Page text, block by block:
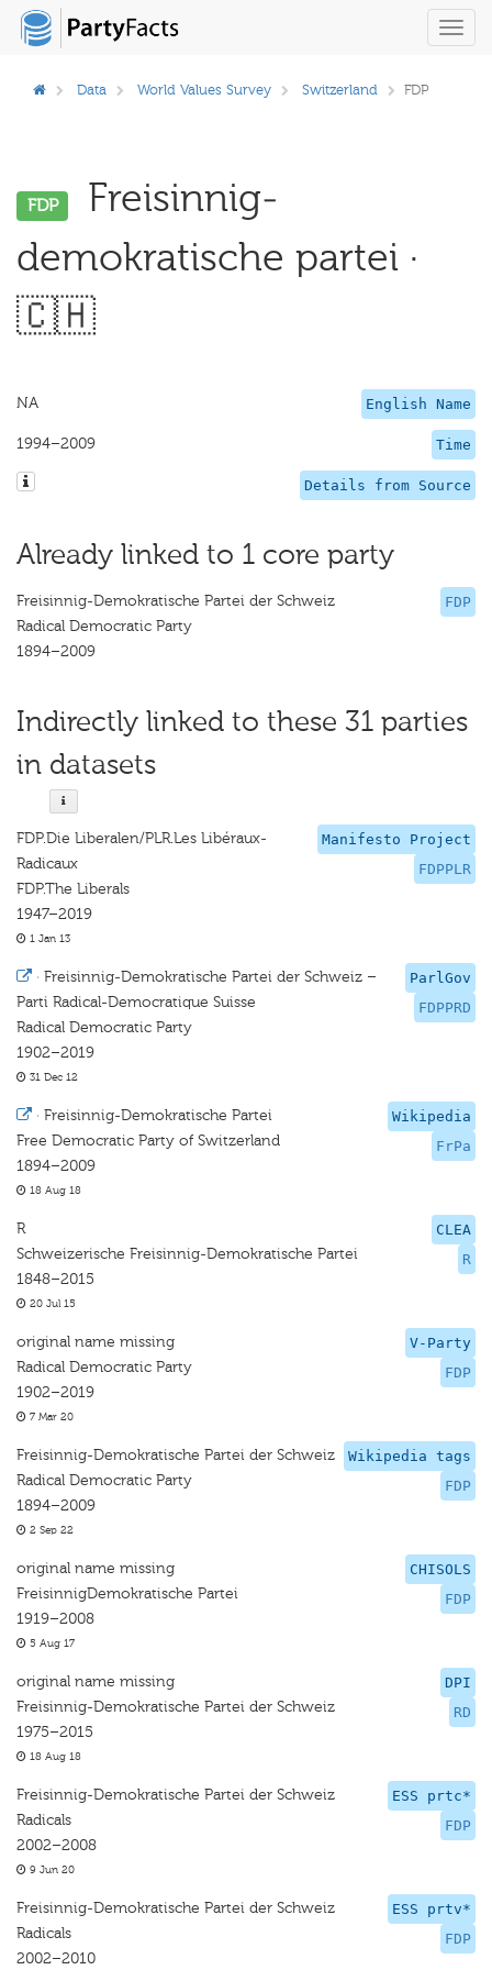
Data World Values Survey Switzerland FDP
FDP
Freisinnig-
demokratische partei ·
🇨🇭
English Name
NA
Time
1994–2009
Details from Source
Already linked to 1 core party
FDP
Freisinnig-Demokratische Partei der Schweiz
Radical Democratic Party
1894–2009
Indirectly linked to these 31 parties
in datasets
Manifesto Project
FDPPLR
FDP.Die Liberalen/PLR.Les Libéraux-
Radicaux
FDP.The Liberals
1947–2019
1 Jan 13
ParlGov
FDPPRD
· Freisinnig-Demokratische Partei der Schweiz –
Parti Radical-Democratique Suisse
Radical Democratic Party
1902–2019
31 Dec 12
Wikipedia
FrPa
· Freisinnig-Demokratische Partei
Free Democratic Party of Switzerland
1894–2009
18 Aug 18
CLEA
R
R
Schweizerische Freisinnig-Demokratische Partei
1848–2015
20 Jul 15
V-Party
FDP
original name missing
Radical Democratic Party
1902–2019
7 Mar 20
Wikipedia tags
FDP
Freisinnig-Demokratische Partei der Schweiz
Radical Democratic Party
1894–2009
2 Sep 22
CHISOLS
FDP
original name missing
FreisinnigDemokratische Partei
1919–2008
5 Aug 17
DPI
RD
original name missing
Freisinnig-Demokratische Partei der Schweiz
1975–2015
18 Aug 18
ESS prtc*
FDP
Freisinnig-Demokratische Partei der Schweiz
Radicals
2002–2008
9 Jun 20
ESS prtv*
FDP
Freisinnig-Demokratische Partei der Schweiz
Radicals
2002–2010